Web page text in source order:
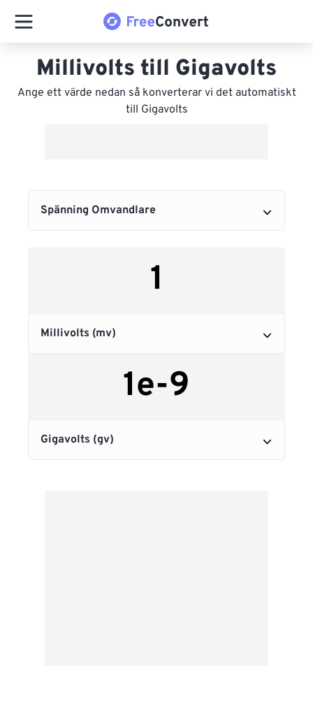
Millivolts till Gigavolts
Ange ett värde nedan så konverterar vi det automatiskt
till Gigavolts